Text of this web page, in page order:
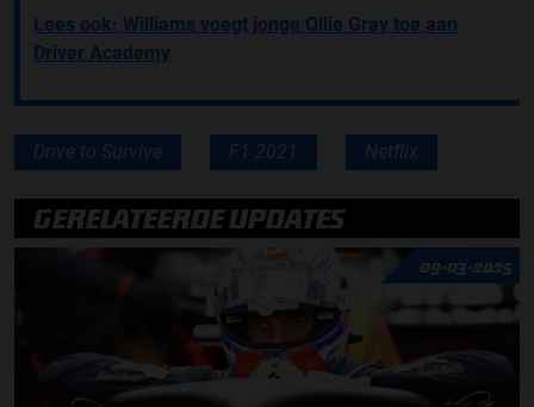
Lees ook: Williams voegt jonge Ollie Gray toe aan
Driver Academy
Drive to Survive F1 2021 Netflix
GERELATEERDE UPDATES
09-03-2025